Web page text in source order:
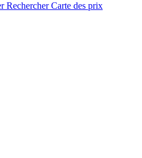
Rechercher Carte des prix